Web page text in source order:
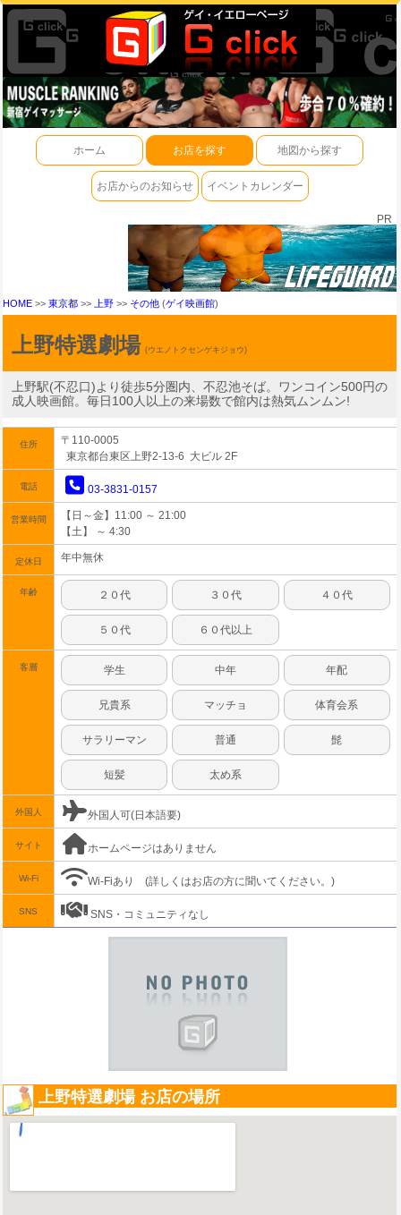
ホーム お店を探す 地図から探す
お店からのお知らせ イベントカレンダー
PR
HOME >> 東京都 >> 上野 >> その他 (ゲイ映画館)
上野特選劇場 (ウエノトクセンゲキジョウ)
上野駅(不忍口)より徒歩5分圏内、不忍池そば。ワンコイン500円の
成人映画館。毎日100人以上の来場数で館内は熱気ムンムン!
住所
〒110-0005
東京都台東区上野2-13-6 大ビル 2F
電話 03-3831-0157
営業時間
【日～金】11:00 ～ 21:00
【土】 ～ 4:30
定休日 年中無休
年齢 ２０代 ３０代 ４０代
５０代 ６０代以上
客層 学生 中年 年配
兄貴系 マッチョ 体育会系
サラリーマン 普通 髭
短髪 太め系
外国人 外国人可(日本語要)
サイト ホームページはありません
Wi-Fi Wi-Fiあり(詳しくはお店の方に聞いてください。)
SNS SNS・コミュニティなし
上野特選劇場 お店の場所